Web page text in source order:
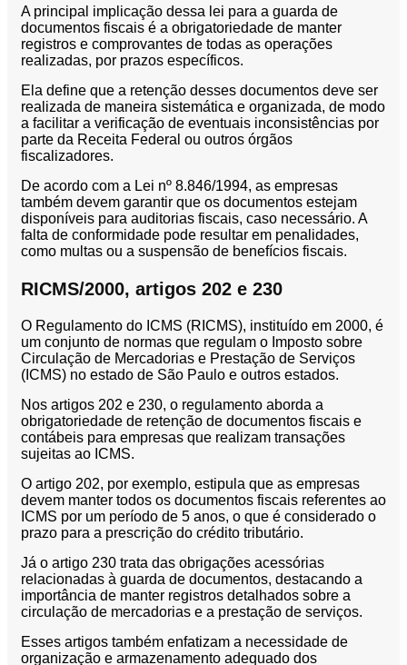
A principal implicação dessa lei para a guarda de
documentos fiscais é a obrigatoriedade de manter
registros e comprovantes de todas as operações
realizadas, por prazos específicos.
Ela define que a retenção desses documentos deve ser
realizada de maneira sistemática e organizada, de modo
a facilitar a verificação de eventuais inconsistências por
parte da Receita Federal ou outros órgãos
fiscalizadores.
De acordo com a Lei nº 8.846/1994, as empresas
também devem garantir que os documentos estejam
disponíveis para auditorias fiscais, caso necessário. A
falta de conformidade pode resultar em penalidades,
como multas ou a suspensão de benefícios fiscais.
RICMS/2000, artigos 202 e 230
O Regulamento do ICMS (RICMS), instituído em 2000, é
um conjunto de normas que regulam o Imposto sobre
Circulação de Mercadorias e Prestação de Serviços
(ICMS) no estado de São Paulo e outros estados.
Nos artigos 202 e 230, o regulamento aborda a
obrigatoriedade de retenção de documentos fiscais e
contábeis para empresas que realizam transações
sujeitas ao ICMS.
O artigo 202, por exemplo, estipula que as empresas
devem manter todos os documentos fiscais referentes ao
ICMS por um período de 5 anos, o que é considerado o
prazo para a prescrição do crédito tributário.
Já o artigo 230 trata das obrigações acessórias
relacionadas à guarda de documentos, destacando a
importância de manter registros detalhados sobre a
circulação de mercadorias e a prestação de serviços.
Esses artigos também enfatizam a necessidade de
organização e armazenamento adequado dos